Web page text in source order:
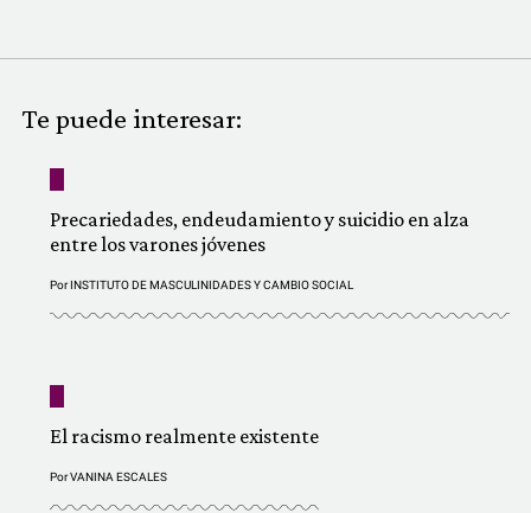
QUIÉNES SOMOS
Te puede interesar:
Precariedades, endeudamiento y suicidio en alza
entre los varones jóvenes
PorINSTITUTO DE MASCULINIDADES Y CAMBIO SOCIAL
El racismo realmente existente
PorVANINA ESCALES